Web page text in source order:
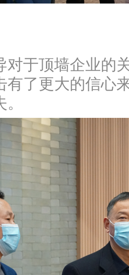
对于顶墙企业的
有了更大的信心